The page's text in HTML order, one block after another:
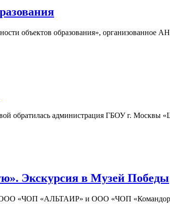
объектов образования», организованное
администрация ГБОУ г. Москвы
Экскурсия в Музей Победы
ООО «ЧОП «АЛЬТАИР» и ООО «ЧОП